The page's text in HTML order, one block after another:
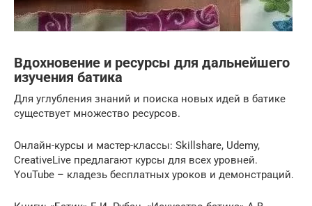
Вдохновение и ресурсы для дальнейшего
изучения батика
Для углубления знаний и поиска новых идей в батике
существует множество ресурсов.
Онлайн-курсы и мастер-классы: Skillshare, Udemy,
CreativeLive предлагают курсы для всех уровней.
YouTube – кладезь бесплатных уроков и демонстраций.